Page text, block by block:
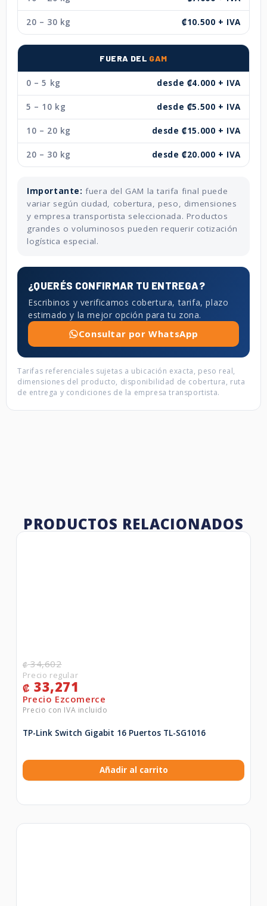
20 – 30 kg ₡10.500 + IVA
FUERA DEL GAM
0 – 5 kg desde ₡4.000 + IVA
5 – 10 kg desde ₡5.500 + IVA
10 – 20 kg desde ₡15.000 + IVA
20 – 30 kg desde ₡20.000 + IVA
Importante: fuera del GAM la tarifa final puede
variar según ciudad, cobertura, peso, dimensiones
y empresa transportista seleccionada. Productos
grandes o voluminosos pueden requerir cotización
logística especial.
¿QUERÉS CONFIRMAR TU ENTREGA?
Escribinos y verificamos cobertura, tarifa, plazo
estimado y la mejor opción para tu zona.
Consultar por WhatsApp
Tarifas referenciales sujetas a ubicación exacta, peso real,
dimensiones del producto, disponibilidad de cobertura, ruta
de entrega y condiciones de la empresa transportista.
PRODUCTOS RELACIONADOS
₡34,602
₡ 33,271
TP-Link Switch Gigabit 16 Puertos TL-SG1016
Añadir al carrito